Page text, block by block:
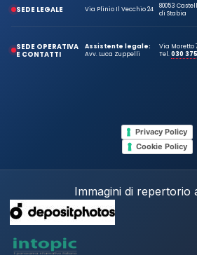
SEDE LEGALE Via Plinio Il Vecchio 24
80053
di Stabia
SEDE OPERATIVA
E CONTATTI
Assistente legale:
Avv. Luca Zuppelli
Via Moretto
Tel.030
Privacy Policy
Cookie Policy
Immagini di repertorio